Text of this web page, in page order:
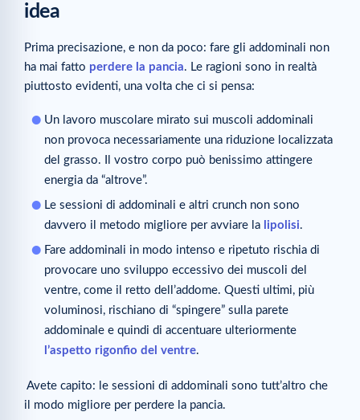
Articoli correlati
idea
Prima precisazione, e non da poco: fare gli addominali non
ha mai fatto perdere la pancia. Le ragioni sono in realtà
piuttosto evidenti, una volta che ci si pensa:
Un lavoro muscolare mirato sui muscoli addominali
non provoca necessariamente una riduzione localizzata
del grasso. Il vostro corpo può benissimo attingere
energia da “altrove”.
Le sessioni di addominali e altri crunch non sono
davvero il metodo migliore per avviare la lipolisi.
Fare addominali in modo intenso e ripetuto rischia di
provocare uno sviluppo eccessivo dei muscoli del
ventre, come il retto dell’addome. Questi ultimi, più
voluminosi, rischiano di “spingere” sulla parete
addominale e quindi di accentuare ulteriormente
l’aspetto rigonfio del ventre.
Avete capito: le sessioni di addominali sono tutt’altro che
il modo migliore per perdere la pancia.